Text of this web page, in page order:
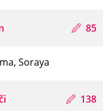
85
Soraya
138